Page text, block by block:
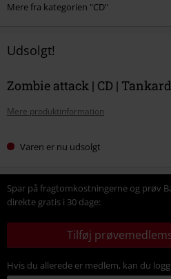
Mere fra kategorien "CD"
Udsolgt!
Zombie attack | CD | Tankard
Mere produktinformation
Varen er nu udsolgt
Spar på fragtomkostningerne og prøv
direkte gratis i 30 dage:
Tilføj
Hvis du allerede er medlem, kan du